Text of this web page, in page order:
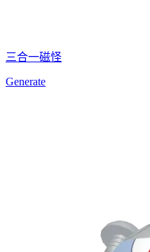
三合一磁怪
Generate